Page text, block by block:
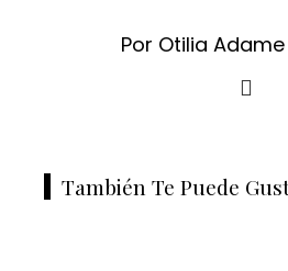
Por Otilia
También Te Puede